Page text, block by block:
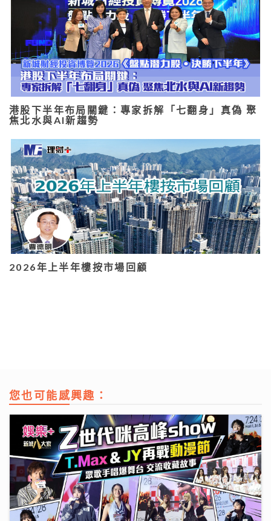
港股下半年布局關鍵：專家拆解「七翻身」真偽 聚
焦北水與AI新趨勢
2026年上半年樓按市場回顧
您也可能感興趣：